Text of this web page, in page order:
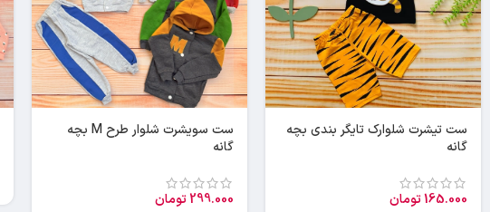
ست تیشرت شلوارک تایگر بندی بچه
گانه
165.000تومان
ست سویشرت شلوار طرح M بچه
گانه
299.000تومان